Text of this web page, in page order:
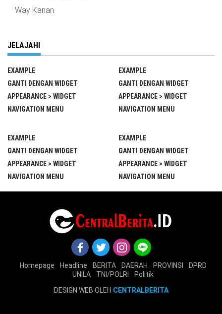
Way Kanan
JELAJAHI
EXAMPLE
GANTI DENGAN WIDGET
APPEARANCE > WIDGET
NAVIGATION MENU
EXAMPLE
GANTI DENGAN WIDGET
APPEARANCE > WIDGET
NAVIGATION MENU
EXAMPLE
GANTI DENGAN WIDGET
APPEARANCE > WIDGET
NAVIGATION MENU
EXAMPLE
GANTI DENGAN WIDGET
APPEARANCE > WIDGET
NAVIGATION MENU
Homepage Headline BERITA DAERAH PROVINSI
DPRD
UNILA
TNI/POLRI
Politik
DESIGN WEB OLEH CENTRALBERITA